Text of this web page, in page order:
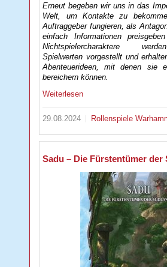
Erneut begeben wir uns in das
Welt, um Kontakte zu
Auftraggeber fungieren, als
einfach Informationen
Nichtspielercharaktere
Spielwerten vorgestellt und
Abenteuerideen, mit denen sie
bereichern können.
Weiterlesen
29.08.2024 Rollenspiele
Sadu – Die Fürstentümer der